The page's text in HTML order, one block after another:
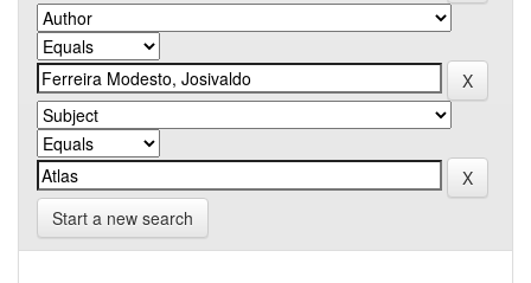
Start a new search